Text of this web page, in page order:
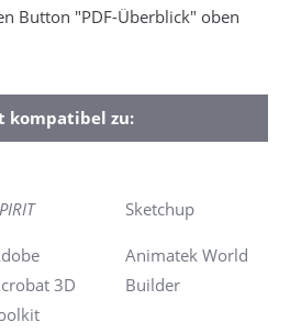
Button "PDF-Überblick" oben
kompatibel zu:
Sketchup
3D
Animatek World
Builder